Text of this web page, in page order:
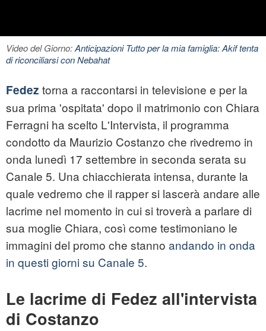
Video del Giorno:Anticipazioni Tutto per la mia famiglia: Akif tenta
di riconciliarsi con Nebahat
Fedez torna a raccontarsi in televisione e per la
sua prima 'ospitata' dopo il matrimonio con Chiara
Ferragni ha scelto L'Intervista, il programma
condotto da Maurizio Costanzo che rivedremo in
onda lunedì 17 settembre in seconda serata su
Canale 5. Una chiacchierata intensa, durante la
quale vedremo che il rapper si lascerà andare alle
lacrime nel momento in cui si troverà a parlare di
sua moglie Chiara, così come testimoniano le
immagini del promo che stanno andando in onda
in questi giorni su Canale 5.
Le lacrime di Fedez all'intervista
di Costanzo